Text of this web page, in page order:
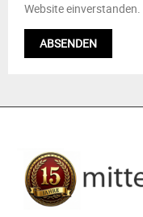
Website einverstanden.